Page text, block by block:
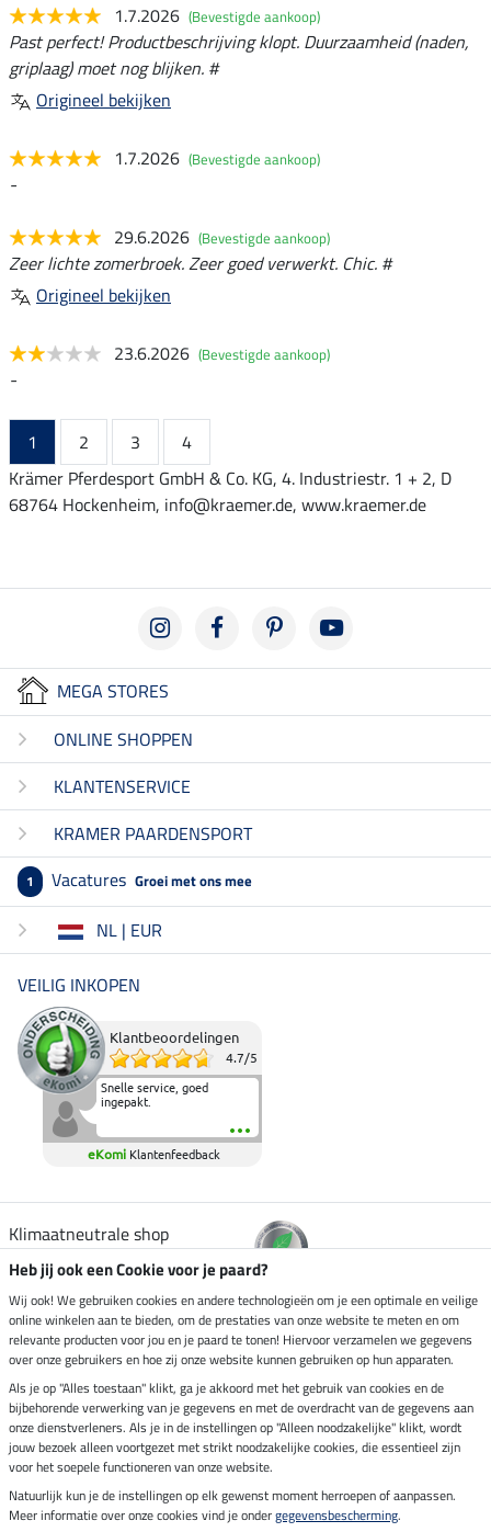
1.7.2026 (Bevestigde aankoop)
Past perfect! Productbeschrijving klopt. Duurzaamheid (naden,
griplaag) moet nog blijken. #
Origineel bekijken
1.7.2026 (Bevestigde aankoop)
-
29.6.2026 (Bevestigde aankoop)
Zeer lichte zomerbroek. Zeer goed verwerkt. Chic. #
Origineel bekijken
23.6.2026 (Bevestigde aankoop)
-
1 2 3
4
Krämer Pferdesport GmbH & Co. KG, 4. Industriestr. 1 + 2, D
68764 Hockenheim, info@kraemer.de, www.kraemer.de
MEGA STORES
ONLINE SHOPPEN
KLANTENSERVICE
KRAMER PAARDENSPORT
1 Vacatures Groei met ons mee
NL | EUR
VEILIG INKOPEN
Klantbeoordelingen
4.7/5
Snelle service, goed
ingepakt.
eKomi Klantenfeedback
Klimaatneutrale shop
Verzending per
Veilig betalen met
Impressum
Heb jij ook een Cookie voor je paard?
Wij ook! We gebruiken cookies en andere technologieën om je een optimale en veilige
online winkelen aan te bieden, om de prestaties van onze website te meten en om
relevante producten voor jou en je paard te tonen! Hiervoor verzamelen we gegevens
over onze gebruikers en hoe zij onze website kunnen gebruiken op hun apparaten.
Als je op "Alles toestaan" klikt, ga je akkoord met het gebruik van cookies en de
bijbehorende verwerking van je gegevens en met de overdracht van de gegevens aan
onze dienstverleners. Als je in de instellingen op "Alleen noodzakelijke" klikt, wordt
jouw bezoek alleen voortgezet met strikt noodzakelijke cookies, die essentieel zijn
voor het soepele functioneren van onze website.
Natuurlijk kun je de instellingen op elk gewenst moment herroepen of aanpassen.
Meer informatie over onze cookies vind je ondergegevensbescherming.